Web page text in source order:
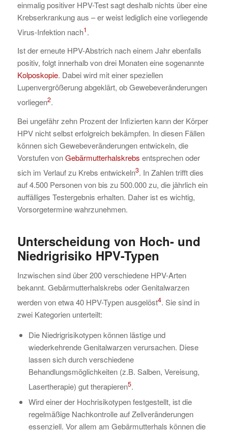
einmalig positiver HPV-Test sagt deshalb nichts über eine
Krebserkrankung aus – er weist lediglich eine vorliegende
Virus-Infektion nach1.
Ist der erneute HPV-Abstrich nach einem Jahr ebenfalls
positiv, folgt innerhalb von drei Monaten eine sogenannte
Kolposkopie. Dabei wird mit einer speziellen
Lupenvergrößerung abgeklärt, ob Gewebeveränderungen
vorliegen2.
Bei ungefähr zehn Prozent der Infizierten kann der Körper
HPV nicht selbst erfolgreich bekämpfen. In diesen Fällen
können sich Gewebeveränderungen entwickeln, die
Vorstufen vonGebärmutterhalskrebs entsprechen oder
sich im Verlauf zu Krebs entwickeln3. In Zahlen trifft dies
auf 4.500 Personen von bis zu 500.000 zu, die jährlich ein
auffälliges Testergebnis erhalten. Daher ist es wichtig,
Vorsorgetermine wahrzunehmen.
Unterscheidung von Hoch- und
Niedrigrisiko HPV-Typen
Inzwischen sind über 200 verschiedene HPV-Arten
bekannt. Gebärmutterhalskrebs oder Genitalwarzen
werden von etwa 40 HPV-Typen ausgelöst4. Sie sind in
zwei Kategorien unterteilt:
Die Niedrigrisikotypen können lästige und
wiederkehrende Genitalwarzen verursachen. Diese
lassen sich durch verschiedene
Behandlungsmöglichkeiten (z.B. Salben, Vereisung,
Lasertherapie) gut therapieren5.
Wird einer der Hochrisikotypen festgestellt, ist die
regelmäßige Nachkontrolle auf Zellveränderungen
essenziell. Vor allem am Gebärmutterhals können die